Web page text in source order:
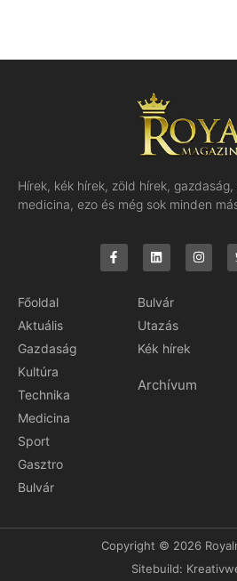
Hírek, kék hírek, zöld hírek,
medicina, ezo és még sok minden
Főoldal
Aktuális
Gazdaság
Kultúra
Technika
Medicina
Sport
Gasztro
Bulvár
Bulvár
Utazás
Kék hírek
Archívum
Copyright © 2026
Sitebuild: